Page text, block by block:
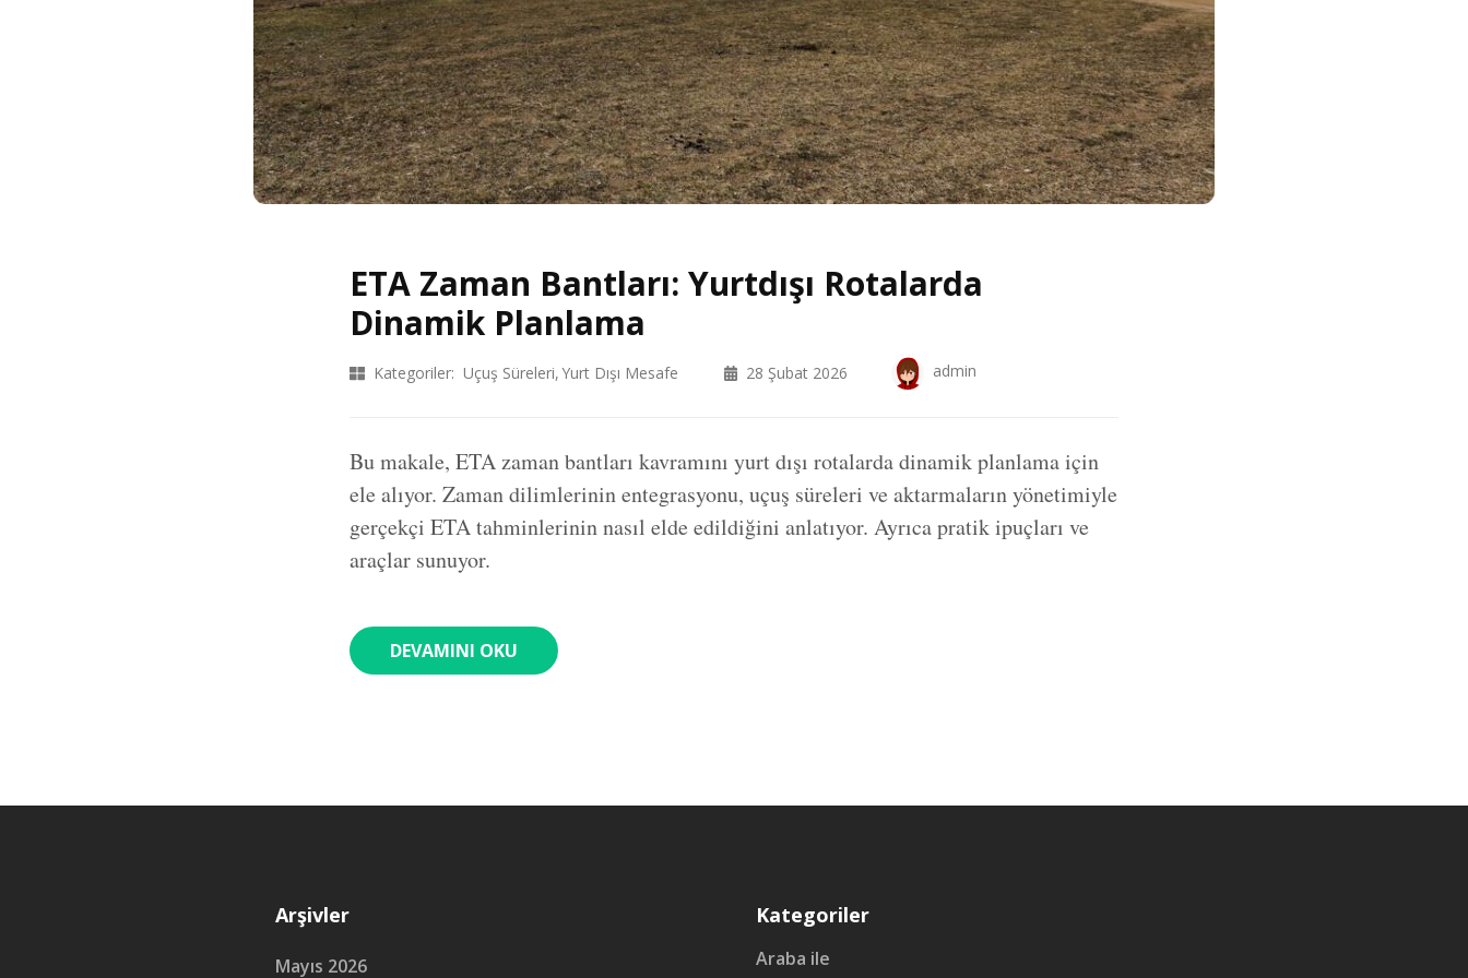
ETA Zaman Bantları: Yurtdışı Rotalarda
Dinamik Planlama
Kategoriler: Uçuş Süreleri Yurt Dışı Mesafe 28 Şubat 2026 admin
Bu makale, ETA zaman bantları kavramını yurt dışı rotalarda dinamik planlama için
ele alıyor. Zaman dilimlerinin entegrasyonu, uçuş süreleri ve aktarmaların yönetimiyle
gerçekçi ETA tahminlerinin nasıl elde edildiğini anlatıyor. Ayrıca pratik ipuçları ve
araçlar sunuyor.
DEVAMINI OKU
Arşivler
Mayıs 2026
Kategoriler
Araba ile